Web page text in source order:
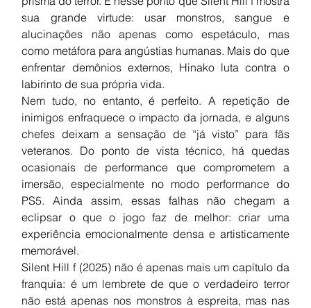
sua grande virtude: usar monstros, sangue e
alucinações não apenas como espetáculo, mas
como metáfora para angústias humanas. Mais do que
enfrentar demônios externos, Hinako luta contra o
labirinto de sua própria vida.
Nem tudo, no entanto, é perfeito. A repetição de
inimigos enfraquece o impacto da jornada, e alguns
chefes deixam a sensação de “já visto” para fãs
veteranos. Do ponto de vista técnico, há quedas
ocasionais de performance que comprometem a
imersão, especialmente no modo performance do
PS5. Ainda assim, essas falhas não chegam a
eclipsar o que o jogo faz de melhor: criar uma
experiência emocionalmente densa e artisticamente
memorável.
Silent Hill f (2025) não é apenas mais um capítulo da
franquia: é um lembrete de que o verdadeiro terror
não está apenas nos monstros à espreita, mas nas